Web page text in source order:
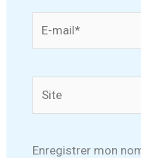
mail*
Enregistrer mon